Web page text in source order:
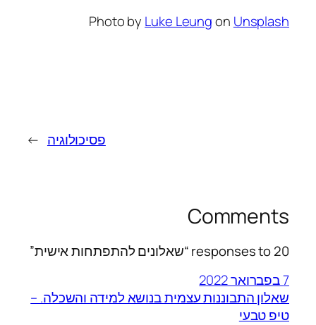
Photo by Luke Leungon Unsplash
פסיכולוגיה →
Comments
20 responses to “שאלונים להתפתחות אישית”
7 בפברואר 2022
שאלון התבוננות עצמית בנושא למידה והשכלה. –
טיפ טבעי